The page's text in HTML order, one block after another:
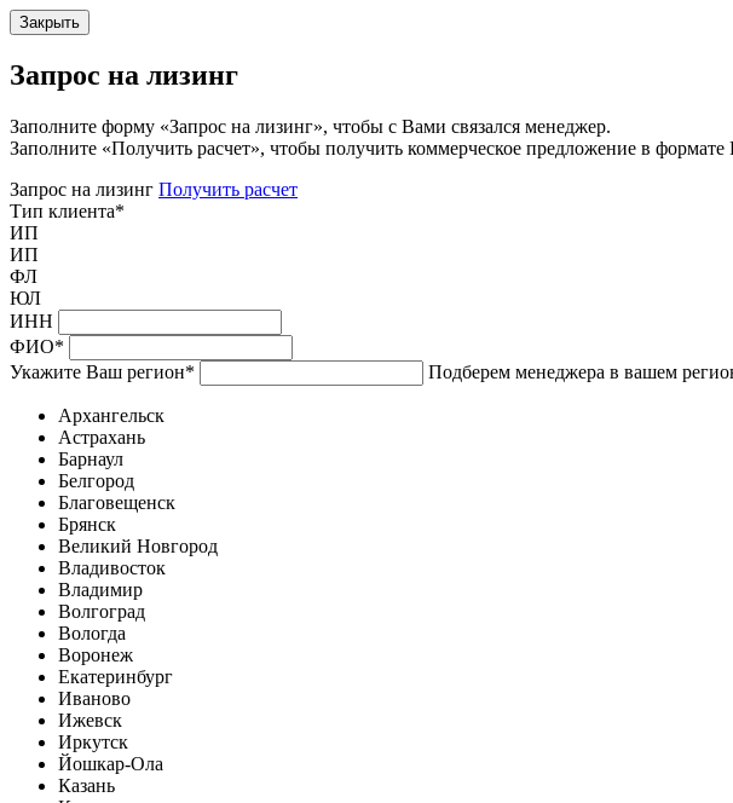
Закрыть
Запрос на лизинг
Заполните форму «Запрос на лизинг», чтобы с Вами связался менеджер.
Заполните «Получить расчет», чтобы получить коммерческое предложение в
Запрос на лизинг Получить расчет
Тип клиента*
ИП
ИП
ФЛ
ЮЛ
ИНН
ФИО*
Укажите Ваш регион* Подберем менеджера в вашем
Архангельск
Астрахань
Барнаул
Белгород
Благовещенск
Брянск
Великий Новгород
Владивосток
Владимир
Волгоград
Вологда
Воронеж
Екатеринбург
Иваново
Ижевск
Иркутск
Йошкар-Ола
Казань